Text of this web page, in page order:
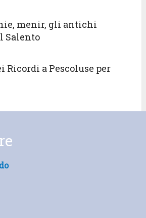
menir, gli antichi
Salento
Ricordi a Pescoluse per